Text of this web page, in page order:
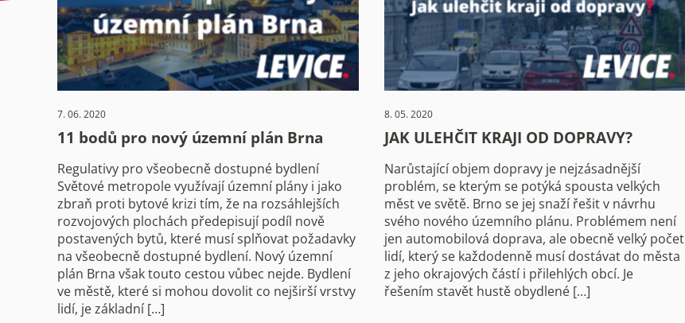
7. 06. 2020
11 bodů pro nový územní plán Brna
Regulativy pro všeobecně dostupné bydlení
Světové metropole využívají územní plány i jako
zbraň proti bytové krizi tím, že na rozsáhlejších
rozvojových plochách předepisují podíl nově
postavených bytů, které musí splňovat požadavky
na všeobecně dostupné bydlení. Nový územní
plán Brna však touto cestou vůbec nejde. Bydlení
ve městě, které si mohou dovolit co nejširší vrstvy
lidí, je základní […]
8. 05. 2020
JAK ULEHČIT KRAJI OD DOPRAVY?
Narůstající objem dopravy je nejzásadnější
problém, se kterým se potýká spousta velkých
měst ve světě. Brno se jej snaží řešit v návrhu
svého nového územního plánu. Problémem není
jen automobilová doprava, ale obecně velký počet
lidí, který se každodenně musí dostávat do města
z jeho okrajových částí i přilehlých obcí. Je
řešením stavět hustě obydlené […]